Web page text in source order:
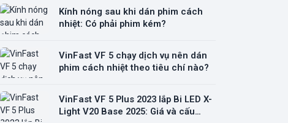
Kính nóng sau khi dán phim cách
nhiệt: Có phải phim kém?
VinFast VF 5 chạy dịch vụ nên dán
phim cách nhiệt theo tiêu chí nào?
VinFast VF 5 Plus 2023 lắp Bi LED X-
Light V20 Base 2025: Giá và cấu